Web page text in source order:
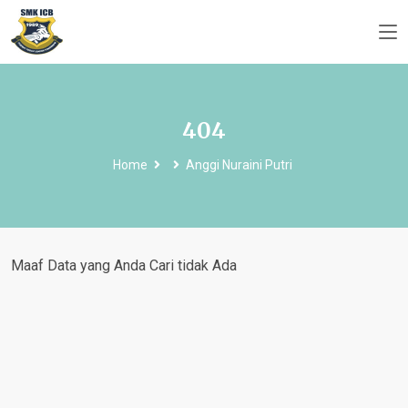
404
Home Anggi Nuraini Putri
Maaf Data yang Anda Cari tidak Ada